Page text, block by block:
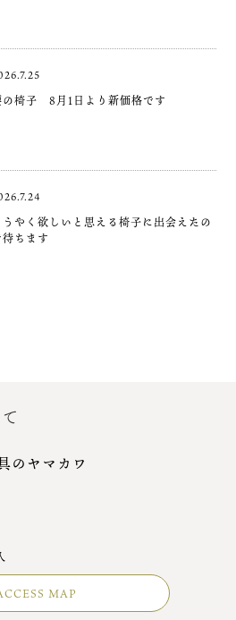
の椅子 8月1日より新価格です
うやく欲しいと思える椅子に出会えたの
待ちます
のヤマカワ
MAP